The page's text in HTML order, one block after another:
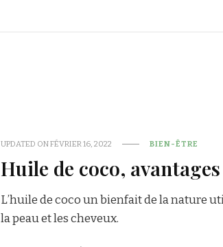
UPDATED ONFÉVRIER 16, 2022 BIEN-ÊTRE
Huile de coco,
L’huile de coco un bienfait de la nature
la peau et les cheveux.